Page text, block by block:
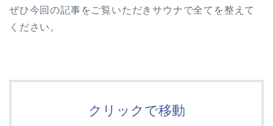
ぜひ今回の記事をご覧いただきサウナで全てを整えて
ください。
クリックで移動